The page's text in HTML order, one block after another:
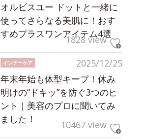
オルビスユー ドットと一緒に
使ってさらなる美肌に！おす
すめプラスワンアイテム4選
1828 view
2025/12/25
インナーケア
年末年始も体型キープ！休み
明けの“ドキッ”を防ぐ3つのヒ
ント｜美容のプロに聞いてみ
ました！
10467 view